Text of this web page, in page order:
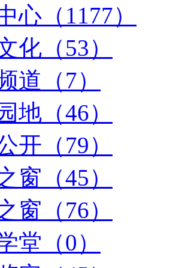
心（1177）
化（53）
道（7）
地（46）
开（79）
窗（45）
窗（76）
堂（0）